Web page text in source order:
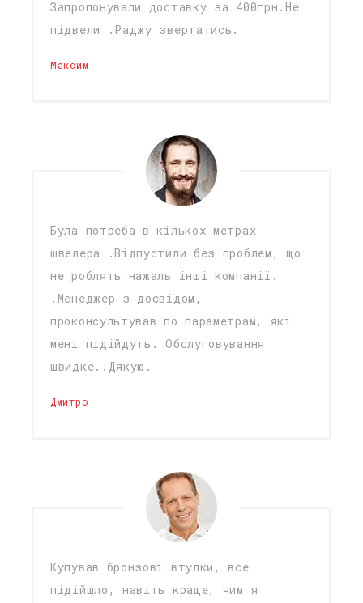
Запропонували доставку за 400грн.Не
підвели .Раджу звертатись.
Максим
Була потреба в кількох метрах
швелера .Відпустили без проблем, що
не роблять нажаль інші компанії.
.Менеджер з досвідом,
проконсультував по параметрам, які
мені підійдуть. Обслуговування
швидке..Дякую.
Дмитро
Купував бронзові втулки, все
підійшло, навіть краще, чим я